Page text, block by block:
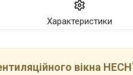
Характеристики
вікна